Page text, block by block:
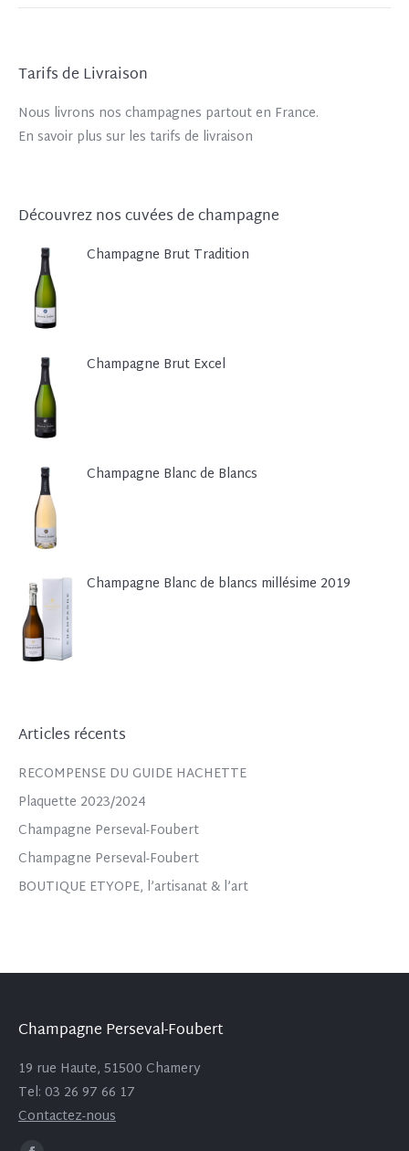
Tarifs de Livraison
Nous livrons nos champagnes partout en France.
En savoir plus sur les tarifs de livraison
Découvrez nos cuvées de champagne
Champagne Brut Tradition
Champagne Brut Excel
Champagne Blanc de Blancs
Champagne Blanc de blancs millésime 2019
Articles récents
RECOMPENSE DU GUIDE HACHETTE
Plaquette 2023/2024
Champagne Perseval-Foubert
Champagne Perseval-Foubert
BOUTIQUE ETYOPE, l’artisanat & l’art
Champagne Perseval-Foubert
19 rue Haute, 51500 Chamery
Tel: 03 26 97 66 17
Contactez-nous